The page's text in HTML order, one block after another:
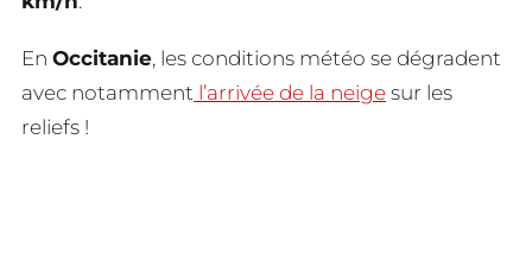
En Occitanie, les conditions météo se dégradent
avec notamment l’arrivée de la neige sur les
reliefs !